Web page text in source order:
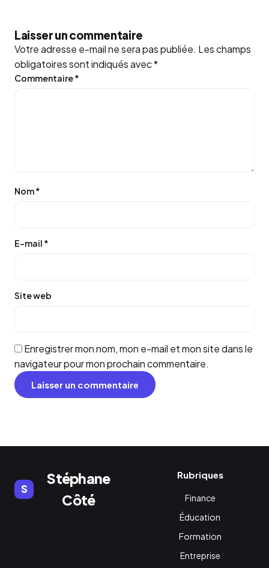
Laisser un commentaire
Votre adresse e-mail ne sera pas publiée. Les champs
obligatoires sont indiqués avec*
Commentaire*
Nom*
E-mail *
Site web
Enregistrer mon nom, mon e-mail et mon site dans le
navigateur pour mon prochain commentaire.
S
Stéphane
Côté
Rubriques
Finance
Éducation
Formation
Entreprise